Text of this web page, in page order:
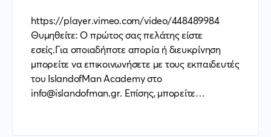
https://player.vimeo.com/video/448489984
Θυμηθείτε: Ο πρώτος σας πελάτης είστε
εσείς.Για οποιαδήποτε απορία ή διευκρίνηση
μπορείτε να επικοινωνήσετε με τους εκπαιδευτές
του IslandofMan Academy στο
info@islandofman.gr. Επίσης, μπορείτε…